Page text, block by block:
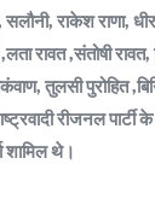
सलौनी, राकेश राणा,
रावत ,संतोषी
तुलसी पुरोहित
रीजनल पार्टी के
शामिल थे।